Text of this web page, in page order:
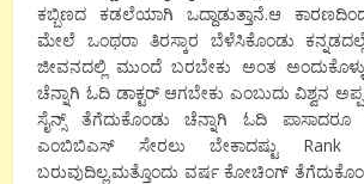
ಕಬ್ಬಿಣದ ಕಡಲೆಯಾಗಿ ಒದ್ದಾಡುತ್ತಾನೆ.ಆ
ಮೇಲೆ ಒಂಥರಾ ತಿರಸ್ಕಾರ ಬೆಳೆಸಿಕೊಂಡು
ಜೀವನದಲ್ಲಿ ಮುಂದೆ ಬರಬೇಕು ಅಂತ
ಚೆನ್ನಾಗಿ ಓದಿ ಡಾಕ್ಟರ್ ಆಗಬೇಕು ಎಂಬುದು ವಿಶ್ವನ
ಸೈನ್ಸ್ ತೆಗೆದುಕೊಂಡು ಚೆನ್ನಾಗಿ ಓದಿ ಪಾಸಾದರೂ
ಎಂಬಿಬಿಎಸ್ ಸೇರಲು ಬೇಕಾದಷ್ಟು Rank
ಬರುವುದಿಲ್ಲ.ಮತ್ತೊಂದು ವರ್ಷ ಕೋಚಿಂಗ್